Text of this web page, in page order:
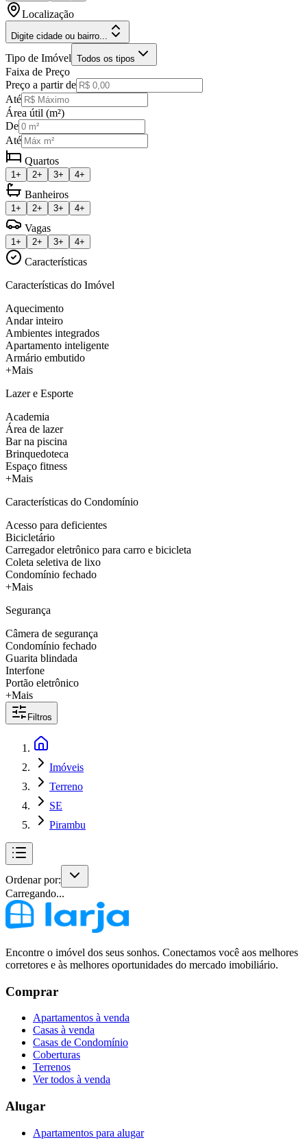
Localização
Digite cidade ou bairro...
Tipo de Imóvel Todos os tipos
Faixa de Preço
Preço a partir de
Até
Área útil (m²)
De
Até
Quartos
1+ 2+ 3+ 4+
Banheiros
1+ 2+ 3+ 4+
Vagas
1+ 2+ 3+ 4+
Características
Características do Imóvel
Aquecimento
Andar inteiro
Ambientes integrados
Apartamento inteligente
Armário embutido
+Mais
Lazer e Esporte
Academia
Área de lazer
Bar na piscina
Brinquedoteca
Espaço fitness
+Mais
Características do Condomínio
Acesso para deficientes
Bicicletário
Carregador eletrônico para carro e bicicleta
Coleta seletiva de lixo
Condomínio fechado
+Mais
Segurança
Câmera de segurança
Condomínio fechado
Guarita blindada
Interfone
Portão eletrônico
+Mais
Filtros
Imóveis
Terreno
SE
Pirambu
Ordenar por:
Carregando...
Encontre o imóvel dos seus sonhos. Conectamos você aos melhores
corretores e às melhores oportunidades do mercado imobiliário.
Comprar
Apartamentos à venda
Casas à venda
Casas de Condomínio
Coberturas
Terrenos
Ver todos à venda
Alugar
Apartamentos para alugar